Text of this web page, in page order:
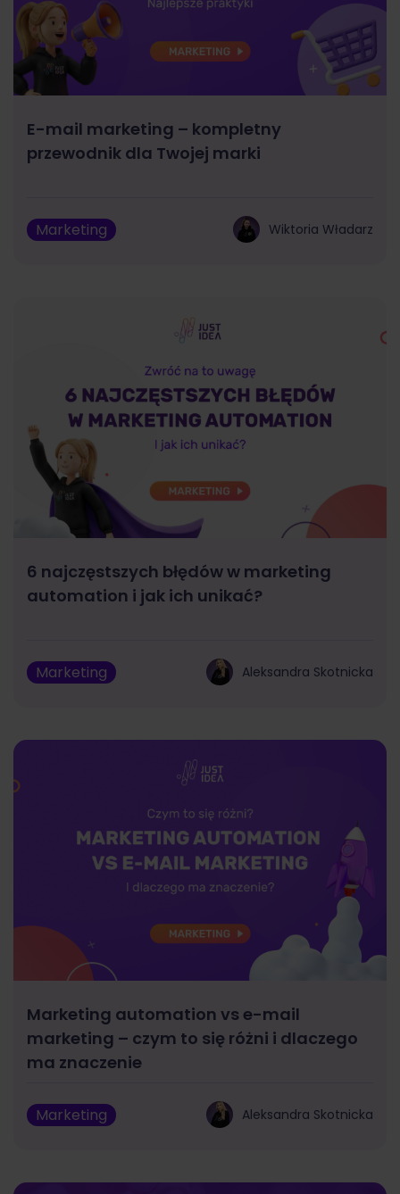
E-mail marketing – kompletny
przewodnik dla Twojej marki
Marketing Wiktoria Władarz
6 najczęstszych błędów w marketing
automation i jak ich unikać?
Marketing Aleksandra Skotnicka
Marketing automation vs e-mail
marketing – czym to się różni i dlaczego
ma znaczenie
Marketing Aleksandra Skotnicka